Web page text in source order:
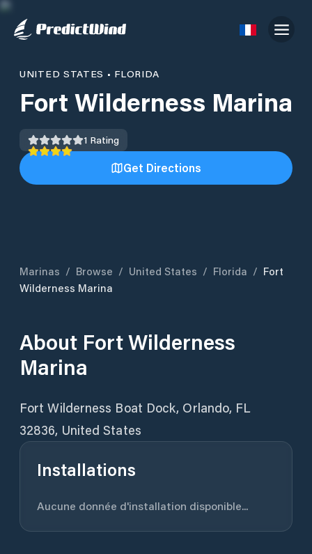
UNITED STATES • FLORIDA
Fort Wilderness Marina
1 Rating
Get Directions
Marinas / Browse / United States / Florida / Fort
Wilderness Marina
About Fort Wilderness
Marina
Fort Wilderness Boat Dock, Orlando, FL
32836, United States
Installations
Aucune donnée d'installation disponible...